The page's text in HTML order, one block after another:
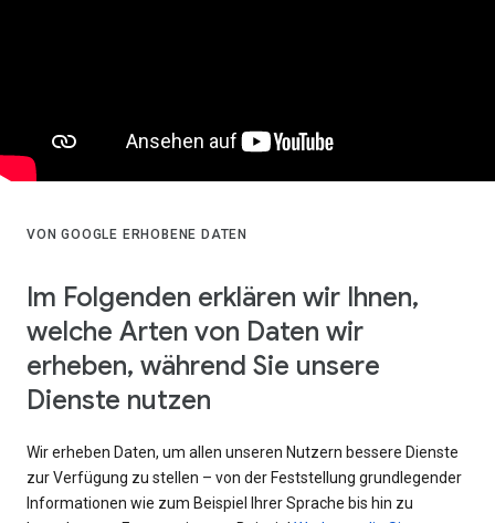
VON GOOGLE ERHOBENE DATEN
Im Folgenden erklären wir Ihnen,
welche Arten von Daten wir
erheben, während Sie unsere
Dienste nutzen
Wir erheben Daten, um allen unseren Nutzern bessere Dienste
zur Verfügung zu stellen – von der Feststellung grundlegender
Informationen wie zum Beispiel Ihrer Sprache bis hin zu